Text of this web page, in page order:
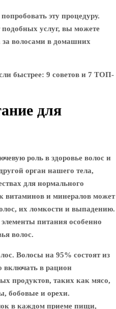
эту процедуру.
услуг, вы можете
за волосами в домашних
для
роль в здоровье волос и
орган нашего тела,
для нормального
витаминов и минералов может
их ломкости и выпадению.
питания особенно
волос.
Волосы на 95% состоят из
включать в рацион
продуктов, таких как мясо,
бобовые и орехи.
в каждом приеме пищи,